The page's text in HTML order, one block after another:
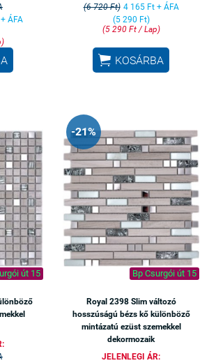
ÁFA
(6 720 Ft) 4 165 Ft + ÁFA
(5 290 Ft)
(5 290 Ft / Lap)
 KOSÁRBA
út 15
-21%
Bp Csurgói út 15
Royal 2398 Slim változó
hosszúságú bézs kő különböző
mintázatú ezüst szemekkel
dekormozaik
JELENLEGI ÁR: